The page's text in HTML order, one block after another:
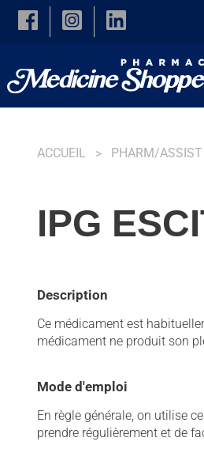
Skip to main content
ACCUEIL PHARM/ASSIST
IPG
Description
Ce médicament est
médicament ne produit son
Mode d'emploi
En règle générale, on utilise
prendre régulièrement et de